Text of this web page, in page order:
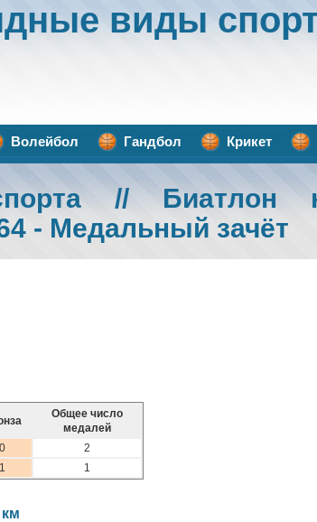
виды
Волейбол Гандбол Крикет
// Биатлон
- Медальный зачёт
Общее число
медалей
0
2
1 1